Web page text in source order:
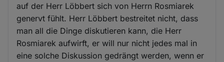
auf der Herr Löbbert sich von Herrn Rosmiarek
genervt fühlt. Herr Löbbert bestreitet nicht, dass
man all die Dinge diskutieren kann, die Herr
Rosmiarek aufwirft, er will nur nicht jedes mal in
eine solche Diskussion gedrängt werden, wenn er